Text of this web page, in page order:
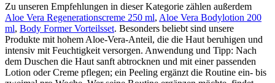
Zu unseren Empfehlungen in dieser Kategorie zählen außerdem
Aloe Vera Regenerationscreme 250 ml, Aloe Vera Bodylotion 200
ml, Body Former Vorteilsset. Besonders beliebt sind unsere
Produkte mit hohem Aloe-Vera-Anteil, die die Haut beruhigen und
intensiv mit Feuchtigkeit versorgen. Anwendung und Tipp: Nach
dem Duschen die Haut sanft abtrocknen und mit einer passenden
Lotion oder Creme pflegen; ein Peeling ergänzt die Routine ein- bis